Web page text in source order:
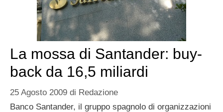
La mossa di Santander: buy-
back da 16,5 miliardi
25 Agosto 2009 di Redazione
Banco Santander, il gruppo spagnolo di organizzazioni